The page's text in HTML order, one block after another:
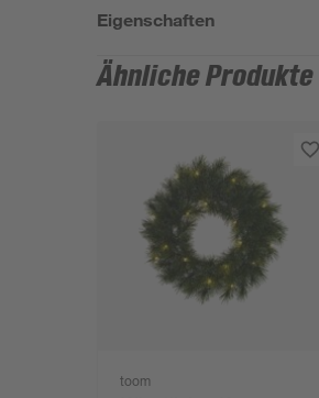
Eigenschaften
Ähnliche Produkte
toom